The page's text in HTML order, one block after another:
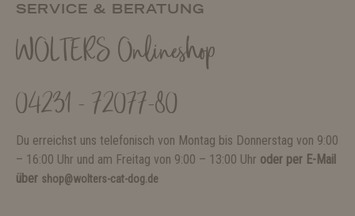
SERVICE & BERATUNG
WOLTERS Onlineshop
04231 - 72077-80
Du erreichst uns telefonisch von Montag bis Donnerstag von 9:00
– 16:00 Uhr und am Freitag von 9:00 – 13:00 Uhr oder per E-Mail
über shop@wolters-cat-dog.de